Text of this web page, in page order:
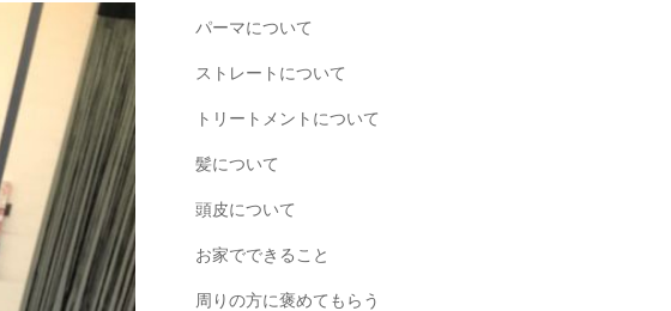
パーマについて
ストレートについて
トリートメントについて
髪について
頭皮について
お家でできること
周りの方に褒めてもらう